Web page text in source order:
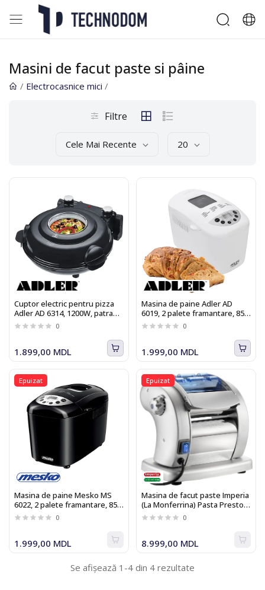
Masini de facut paste si pâine
/ Electrocasnice mici /
Filtre
Cele Mai Recente 20
Cuptor electric pentru pizza
Adler AD 6314, 1200W, patra
ceramica
0
1.899,00 MDL
Masina de paine Adler AD
6019, 2 palete framantare, 850
W, 15 Programe
0
1.999,00 MDL
Epuizat
Masina de paine Mesko MS
6022, 2 palete framantare, 850
W, 15 Programe
0
1.999,00 MDL
Epuizat
Masina de facut paste Imperia
(La Monferrina) Pasta Presto
700
0
8.999,00 MDL
Se afișează 1-4 din 4 rezultate